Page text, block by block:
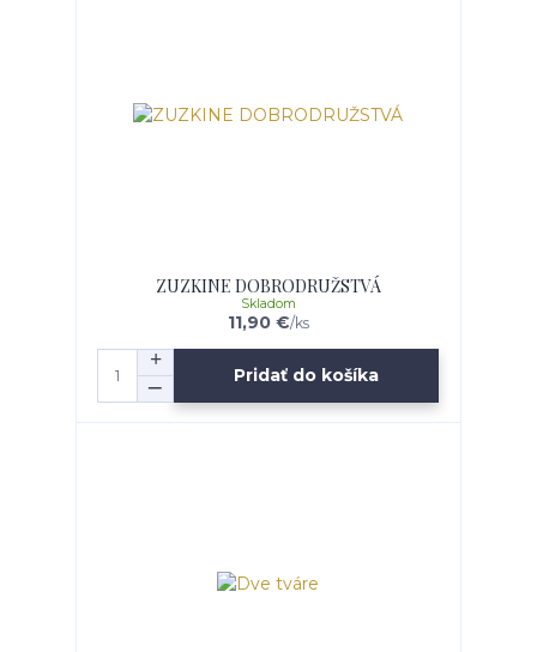
ZUZKINE DOBRODRUŽSTVÁ
11,90 €/ks
Skladom
Pridať do košíka